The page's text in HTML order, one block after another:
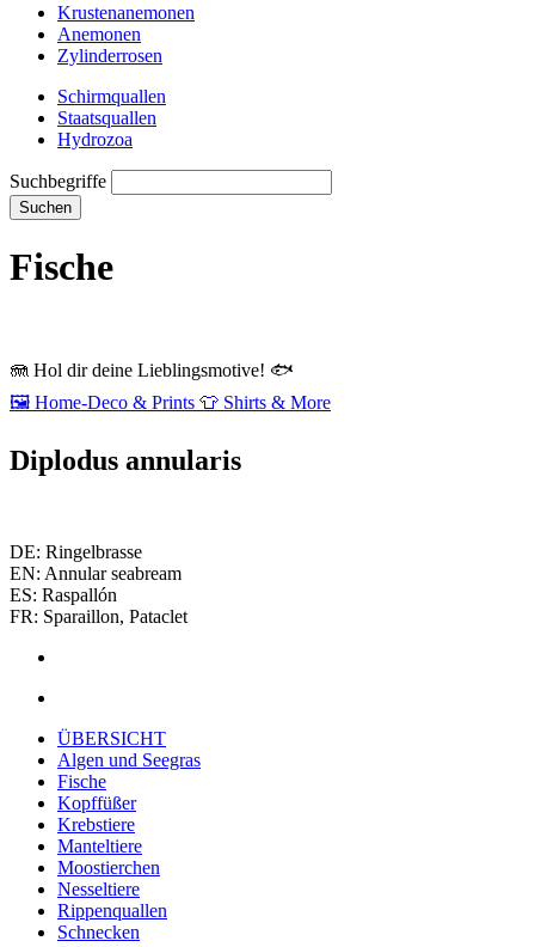
Krustenanemonen
Anemonen
Zylinderrosen
Schirmquallen
Staatsquallen
Hydrozoa
Suchbegriffe
Suchen
Fische
🪼 Hol dir deine Lieblingsmotive! 🐟
🖼️ Home‑Deco & Prints 👕 Shirts & More
Diplodus annularis
DE: Ringelbrasse
EN: Annular seabream
ES: Raspallón
FR: Sparaillon, Pataclet
ÜBERSICHT
Algen und Seegras
Fische
Kopffüßer
Krebstiere
Manteltiere
Moostierchen
Nesseltiere
Rippenquallen
Schnecken